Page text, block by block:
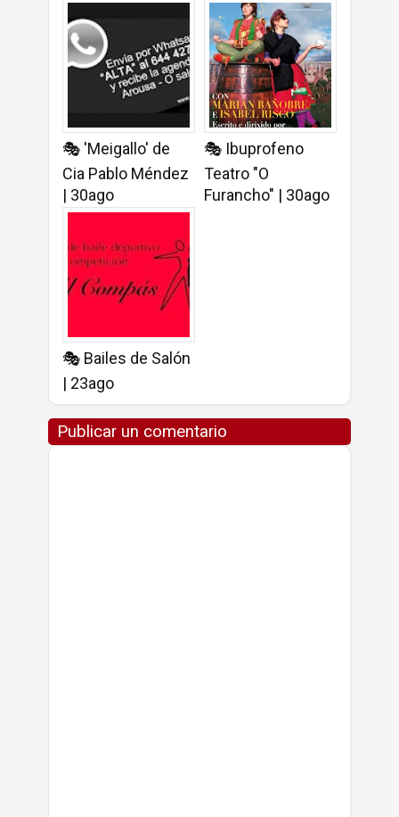
🎭 'Meigallo' de
Cia Pablo Méndez
| 30ago
🎭 Ibuprofeno
Teatro "O
Furancho" | 30ago
🎭 Bailes de Salón
| 23ago
Publicar un comentario